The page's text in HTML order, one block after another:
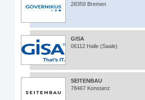
28359 Bremen
GISA
06112 Halle (Saale)
SEITENBAU
78467 Konstanz